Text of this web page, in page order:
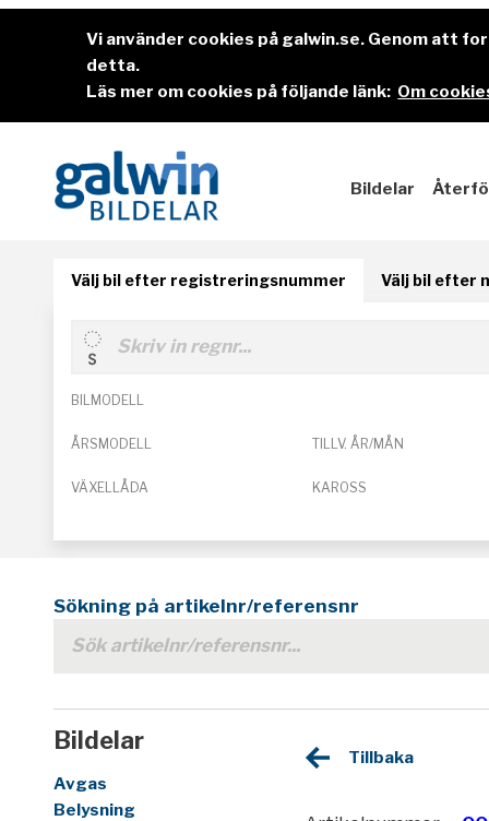
Vi använder cookies på galwin.se. Genom att
detta.
Läs mer om cookies på följande länk: Om
Bildelar
Välj bil efter registreringsnummer Välj bil efter
BILMODELL
ÅRSMODELL TILLV. ÅR/MÅN
VÄXELLÅDA KAROSS
Sökning på artikelnr/referensnr
Bildelar
Avgas
Belysning
Tillbaka